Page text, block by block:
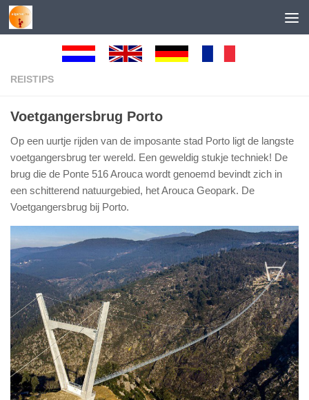
Skip to content
REISTIPS
Voetgangersbrug Porto
Op een uurtje rijden van de imposante stad Porto ligt de langste
voetgangersbrug ter wereld. Een geweldig stukje techniek! De
brug die de Ponte 516 Arouca wordt genoemd bevindt zich in
een schitterend natuurgebied, het Arouca Geopark. De
Voetgangersbrug bij Porto.